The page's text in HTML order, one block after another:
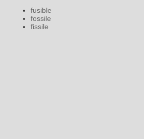
fusible
fossile
fissile